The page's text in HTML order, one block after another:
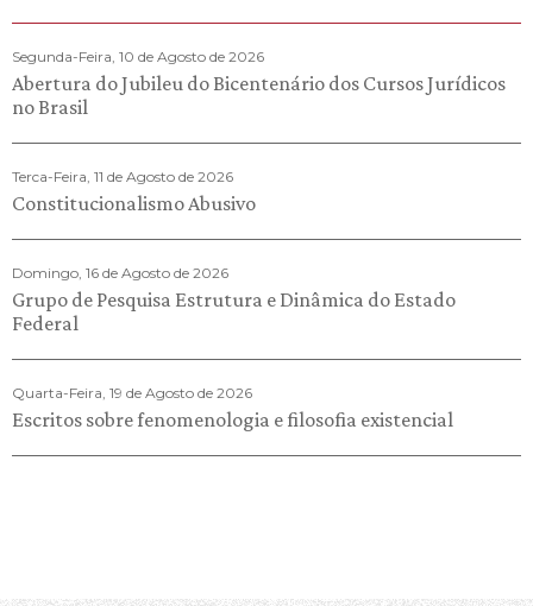
Segunda-Feira, 10 de Agosto de 2026
Abertura do Jubileu do Bicentenário dos Cursos Jurídicos
no Brasil
Terca-Feira, 11 de Agosto de 2026
Constitucionalismo Abusivo
Domingo, 16 de Agosto de 2026
Grupo de Pesquisa Estrutura e Dinâmica do Estado
Federal
Quarta-Feira, 19 de Agosto de 2026
Escritos sobre fenomenologia e filosofia existencial